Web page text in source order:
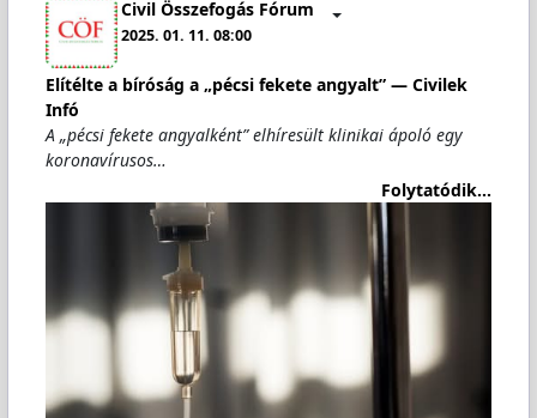
Civil Összefogás Fórum
2025. 01. 11. 08:00
Elítélte a bíróság a „pécsi fekete angyalt” — Civilek
Infó
A „pécsi fekete angyalként” elhíresült klinikai ápoló egy
koronavírusos…
Folytatódik...